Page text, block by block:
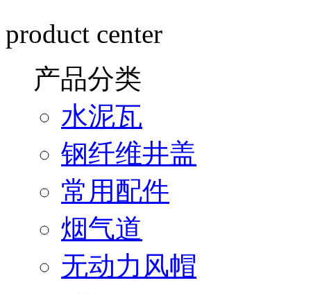
product center
产品分类
水泥瓦
钢纤维井盖
常用配件
烟气道
无动力风帽